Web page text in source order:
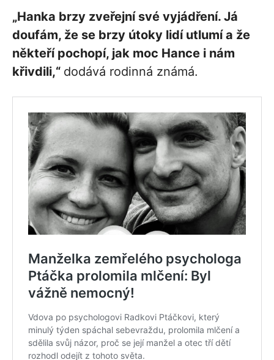
„Hanka brzy zveřejní své vyjádření. Já
doufám, že se brzy útoky lidí utlumí a že
někteří pochopí, jak moc Hance i nám
křivdili,“ dodává rodinná známá.